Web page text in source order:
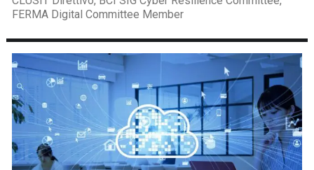
FERMA Digital Committee Member